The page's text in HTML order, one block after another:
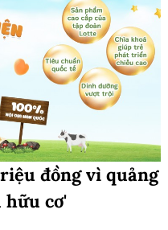
đồng vì quảng
hữu cơ'